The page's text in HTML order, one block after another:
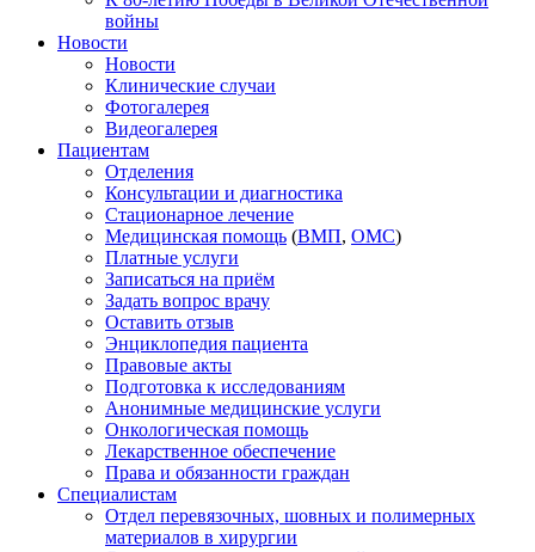
войны
Новости
Новости
Клинические случаи
Фотогалерея
Видеогалерея
Пациентам
Отделения
Консультации и диагностика
Стационарное лечение
Медицинская помощь (ВМП, ОМС)
Платные услуги
Записаться на приём
Задать вопрос врачу
Оставить отзыв
Энциклопедия пациента
Правовые акты
Подготовка к исследованиям
Анонимные медицинские услуги
Онкологическая помощь
Лекарственное обеспечение
Права и обязанности граждан
Специалистам
Отдел перевязочных, шовных и полимерных
материалов в хирургии